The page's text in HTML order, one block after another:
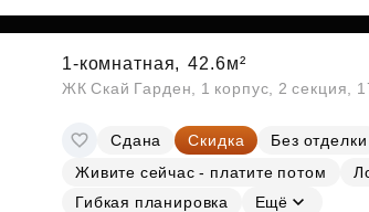
1-комнатная, 42.6м²
ЖК Скай Гарден, 1 корпус, 2 секция,
Сдана Скидка
Без отделки
Живите сейчас - платите потом
Гибкая планировка
Ещё